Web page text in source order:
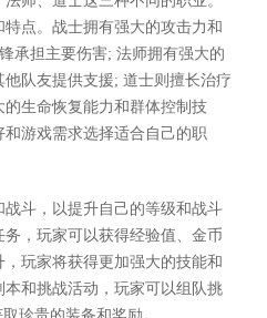
点。战士拥有强大的攻击力和
承担主要伤害; 法师拥有强大的
队友提供支援; 道士则擅长治疗
生命恢复能力和群体控制技
游戏需求选择适合自己的职
斗，以提升自己的等级和战斗
，玩家可以获得经验值、金币
玩家将获得更加强大的技能和
和挑战活动，玩家可以组队挑